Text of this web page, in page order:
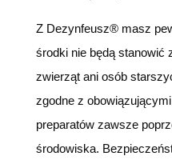
Z Dezynfeusz® masz
środki nie będą stanowić
zwierząt ani osób
zgodne z
preparatów zawsze
środowiska.